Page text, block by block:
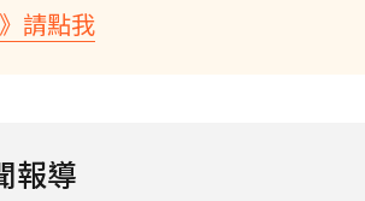
請點我
報導